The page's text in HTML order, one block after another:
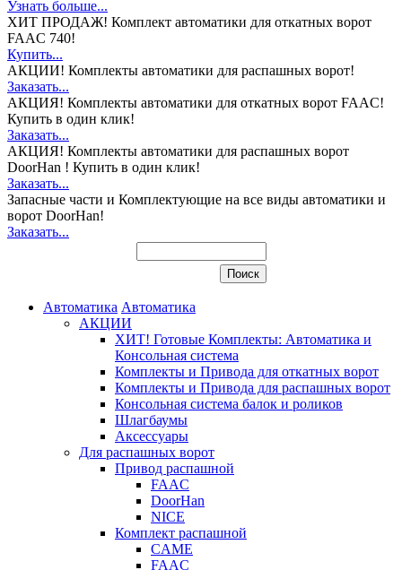
Узнать больше...
ХИТ ПРОДАЖ! Комплект автоматики для откатных ворот
FAAC 740!
Купить...
АКЦИИ! Комплекты автоматики для распашных ворот!
Заказать...
АКЦИЯ! Комплекты автоматики для откатных ворот FAAC!
Купить в один клик!
Заказать...
АКЦИЯ! Комплекты автоматики для распашных ворот
DoorHan ! Купить в один клик!
Заказать...
Запасные части и Комплектующие на все виды автоматики и
ворот DoorHan!
Заказать...
Автоматика Автоматика
АКЦИИ
ХИТ! Готовые Комплекты: Автоматика и
Консольная система
Комплекты и Привода для откатных ворот
Комплекты и Привода для распашных ворот
Консольная система балок и роликов
Шлагбаумы
Аксессуары
Для распашных ворот
Привод распашной
FAAC
DoorHan
NICE
Комплект распашной
CAME
FAAC